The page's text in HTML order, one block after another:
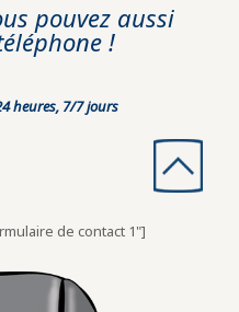
pouvez aussi
!
heures, 7/7 jours
de contact 1"]